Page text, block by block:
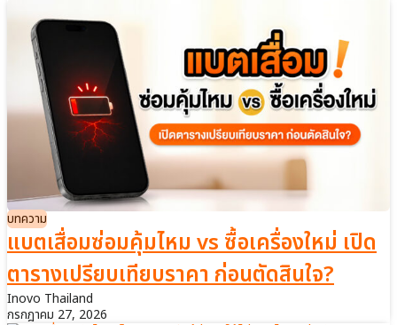
บทความ
แบตเสื่อมซ่อมคุ้มไหม vs ซื้อเครื่องใหม่ เปิด
ตารางเปรียบเทียบราคา ก่อนตัดสินใจ?
Inovo Thailand
กรกฎาคม 27, 2026